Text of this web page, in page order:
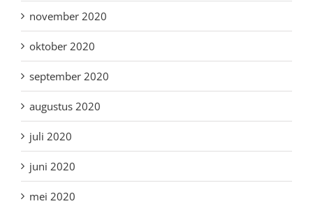
november 2020
oktober 2020
september 2020
augustus 2020
juli 2020
juni 2020
mei 2020